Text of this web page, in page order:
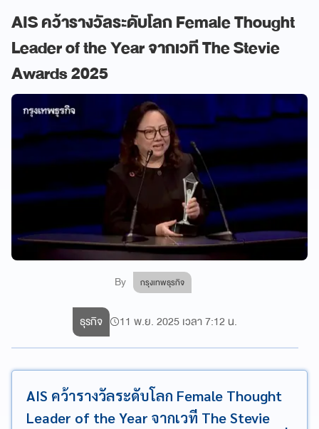
AIS คว้ารางวัลระดับโลก Female Thought
Leader of the Year จากเวที The Stevie
Awards 2025
By กรุงเทพธุรกิจ
ธุรกิจ 11 พ.ย. 2025 เวลา 7:12 น.
AIS คว้ารางวัลระดับโลก Female Thought
Leader of the Year จากเวที The Stevie